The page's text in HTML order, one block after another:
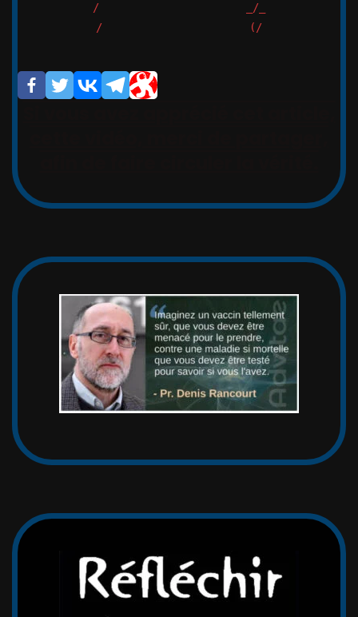
/                       _/_
/                       (/